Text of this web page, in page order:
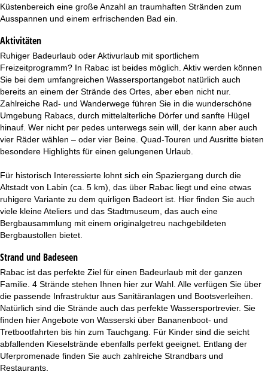
Küstenbereich eine große Anzahl an traumhaften Stränden zum
Ausspannen und einem erfrischenden Bad ein.
Aktivitäten
Ruhiger Badeurlaub oder Aktivurlaub mit sportlichem
Freizeitprogramm? In Rabac ist beides möglich. Aktiv werden können
Sie bei dem umfangreichen Wassersportangebot natürlich auch
bereits an einem der Strände des Ortes, aber eben nicht nur.
Zahlreiche Rad- und Wanderwege führen Sie in die wunderschöne
Umgebung Rabacs, durch mittelalterliche Dörfer und sanfte Hügel
hinauf. Wer nicht per pedes unterwegs sein will, der kann aber auch
vier Räder wählen – oder vier Beine. Quad-Touren und Ausritte bieten
besondere Highlights für einen gelungenen Urlaub.
Für historisch Interessierte lohnt sich ein Spaziergang durch die
Altstadt von Labin (ca. 5 km), das über Rabac liegt und eine etwas
ruhigere Variante zu dem quirligen Badeort ist. Hier finden Sie auch
viele kleine Ateliers und das Stadtmuseum, das auch eine
Bergbausammlung mit einem originalgetreu nachgebildeten
Bergbaustollen bietet.
Strand und Badeseen
Rabac ist das perfekte Ziel für einen Badeurlaub mit der ganzen
Familie. 4 Strände stehen Ihnen hier zur Wahl. Alle verfügen Sie über
die passende Infrastruktur aus Sanitäranlagen und Bootsverleihen.
Natürlich sind die Strände auch das perfekte Wassersportrevier. Sie
finden hier Angebote von Wasserski über Bananenboot- und
Tretbootfahrten bis hin zum Tauchgang. Für Kinder sind die seicht
abfallenden Kieselstrände ebenfalls perfekt geeignet. Entlang der
Uferpromenade finden Sie auch zahlreiche Strandbars und
Restaurants.